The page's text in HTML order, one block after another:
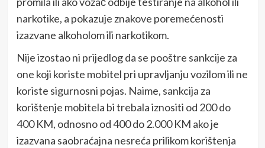
narkotike, a pokazuje znakove poremećenosti
izazvane alkoholom ili narkotikom.
Nije izostao ni prijedlog da se pooštre sankcije za
one koji koriste mobitel pri upravljanju vozilom ili ne
koriste sigurnosni pojas. Naime, sankcija za
korištenje mobitela bi trebala iznositi od 200 do
400 KM, odnosno od 400 do 2.000 KM ako je
izazvana saobraćajna nesreća prilikom korištenja